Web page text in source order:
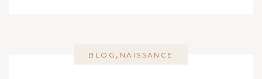
BLOG , NAISSANCE